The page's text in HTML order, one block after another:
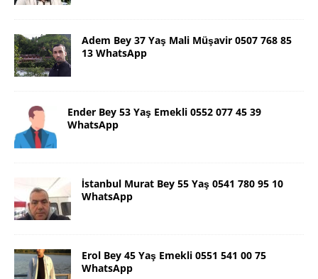
Adem Bey 37 Yaş Mali Müşavir 0507 768 85
13 WhatsApp
Ender Bey 53 Yaş Emekli 0552 077 45 39
WhatsApp
İstanbul Murat Bey 55 Yaş 0541 780 95 10
WhatsApp
Erol Bey 45 Yaş Emekli 0551 541 00 75
WhatsApp